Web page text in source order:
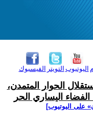
الفيسبوك التويتر اليوتيوب
الحوار المتمدن،
اليساري الحر
على اليوتيوب]